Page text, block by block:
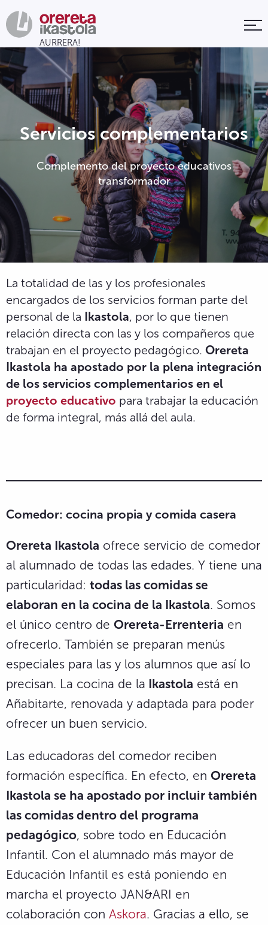
Servicios complementarios
Complemento del proyecto educativos
transformador
La totalidad de las y los profesionales
encargados de los servicios forman parte del
personal de la Ikastola, por lo que tienen
relación directa con las y los compañeros que
trabajan en el proyecto pedagógico. Orereta
Ikastola ha apostado por la plena integración
de los servicios complementarios en el
proyecto educativo para trabajar la educación
de forma integral, más allá del aula.
Comedor: cocina propia y comida casera
Orereta Ikastola ofrece servicio de comedor
al alumnado de todas las edades. Y tiene una
particularidad: todas las comidas se
elaboran en la cocina de la Ikastola. Somos
el único centro de Orereta-Errenteria en
ofrecerlo. También se preparan menús
especiales para las y los alumnos que así lo
precisan. La cocina de la Ikastola está en
Añabitarte, renovada y adaptada para poder
ofrecer un buen servicio.
Las educadoras del comedor reciben
formación específica. En efecto, en Orereta
Ikastola se ha apostado por incluir también
las comidas dentro del programa
pedagógico, sobre todo en Educación
Infantil. Con el alumnado más mayor de
Educación Infantil es está poniendo en
marcha el proyecto JAN&ARI en
colaboración con Askora. Gracias a ello, se